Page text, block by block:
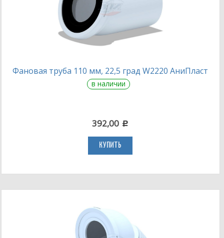
Фановая труба 110 мм, 22,5 град W2220 АниПласт
в наличии
392,00 c
КУПИТЬ